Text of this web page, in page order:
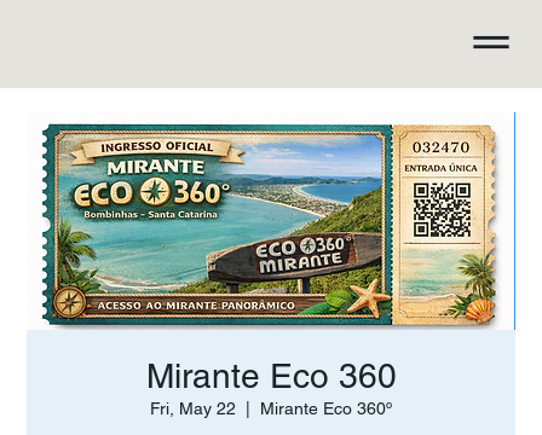
Mirante Eco 360
Fri, May 22 Mirante Eco 360º